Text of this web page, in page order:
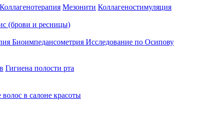
Коллагенотерапия Мезонити Коллагеностимуляция
(брови и ресницы)
Биоимпедансометрия Исследование по Осипову
Гигиена полости рта
в салоне красоты